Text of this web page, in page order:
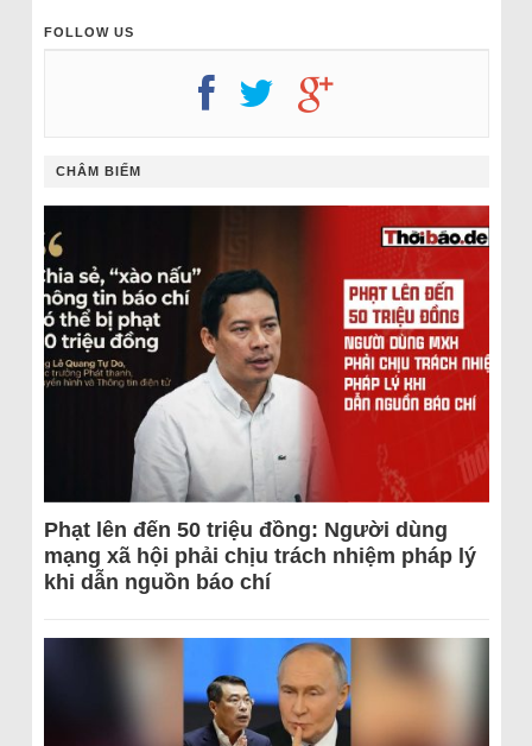
FOLLOW US
CHÂM BIẾM
Phạt lên đến 50 triệu đồng: Người dùng
mạng xã hội phải chịu trách nhiệm pháp lý
khi dẫn nguồn báo chí